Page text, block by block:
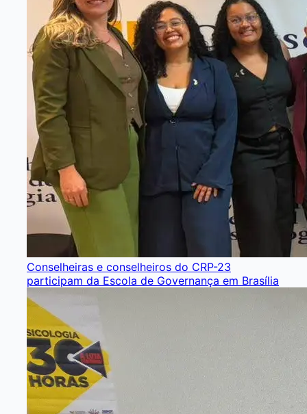
Conselheiras e conselheiros do CRP-23
participam da Escola de Governança em Brasília